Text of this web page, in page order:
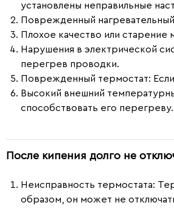
установлены неправильные
Поврежденный
Плохое качество или старение
Нарушения в электрической
перегрев проводки.
Поврежденный термостат:
Высокий внешний
способствовать его перегреву.
После кипения долго не
Неисправность термостата:
образом, он может не